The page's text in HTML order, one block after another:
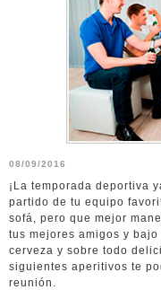
08/09/2016
¡La temporada deportiva
partido de tu equipo
sofá, pero que mejor
tus mejores amigos y
cerveza y sobre todo
siguientes aperitivos te
reunión.